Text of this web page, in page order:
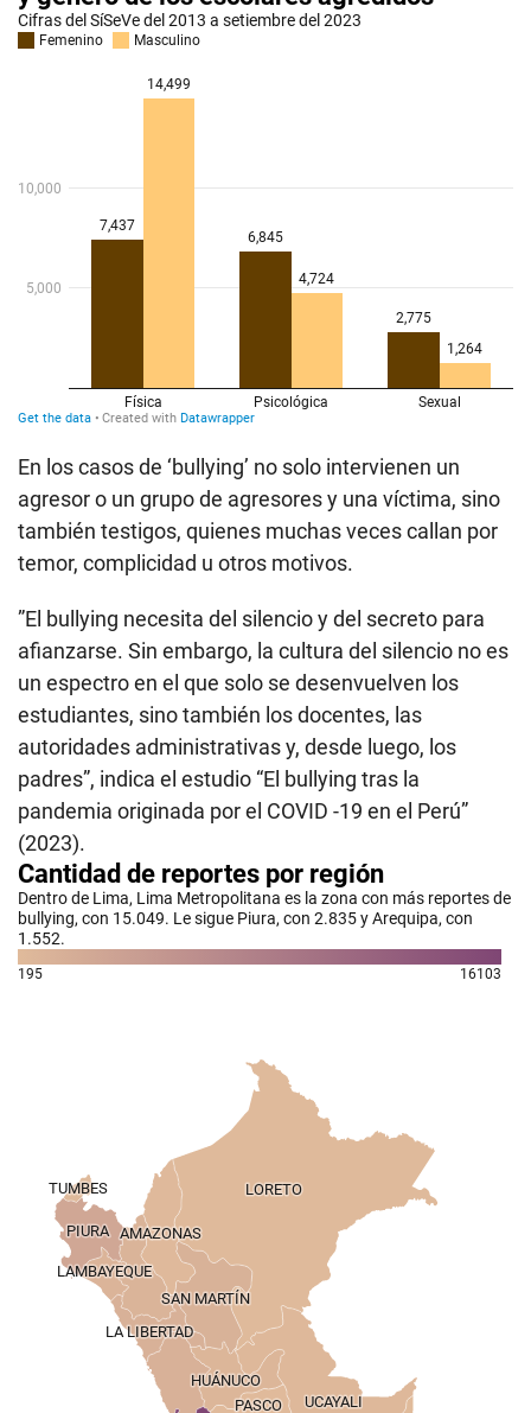
En los casos de ‘bullying’ no solo intervienen un
agresor o un grupo de agresores y una víctima, sino
también testigos, quienes muchas veces callan por
temor, complicidad u otros motivos.
”El bullying necesita del silencio y del secreto para
afianzarse. Sin embargo, la cultura del silencio no es
un espectro en el que solo se desenvuelven los
estudiantes, sino también los docentes, las
autoridades administrativas y, desde luego, los
padres”, indica el estudio “El bullying tras la
pandemia originada por el COVID -19 en el Perú”
(2023).